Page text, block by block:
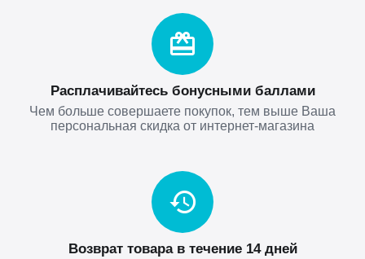
Расплачивайтесь бонусными баллами
Чем больше совершаете покупок, тем выше Ваша
персональная скидка от интернет-магазина
Возврат товара в течение 14 дней